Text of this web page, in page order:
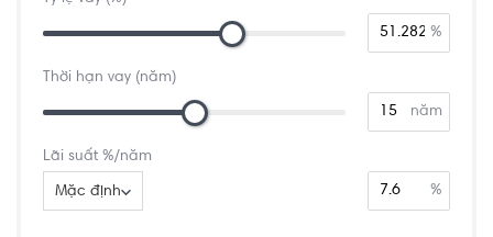
%
Thời hạn vay (năm)
năm
Lãi suất %/năm
Mặc định %